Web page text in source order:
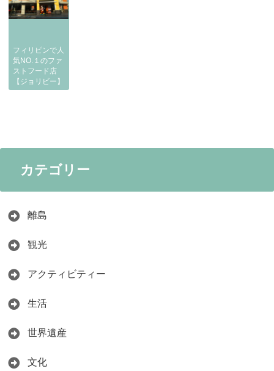
フィリピンで人
気NO.１のファ
ストフード店
【ジョリビー】
カテゴリー
離島
観光
アクティビティー
生活
世界遺産
文化